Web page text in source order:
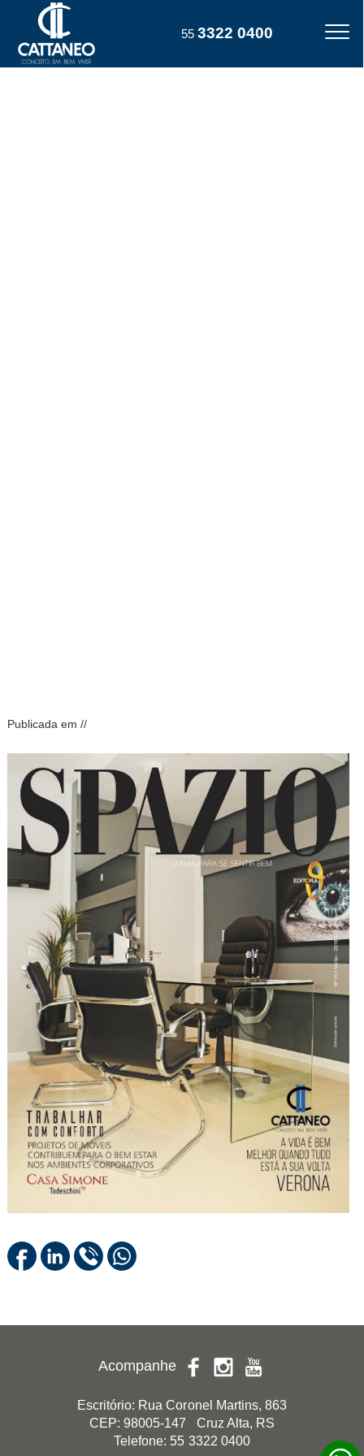
55 3322 0400
Publicada em //
Acompanhe
Escritório: Rua Coronel Martins, 863
CEP: 98005-147 Cruz Alta, RS
Telefone: 55 3322 0400